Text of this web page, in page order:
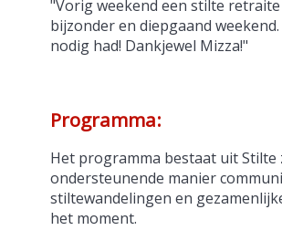
"Vorig weekend een stilte
bijzonder en diepgaand
nodig had! Dankjewel Mizza!"
Programma:
Het programma bestaat uit Stilte
ondersteunende manier
stiltewandelingen en
het moment.